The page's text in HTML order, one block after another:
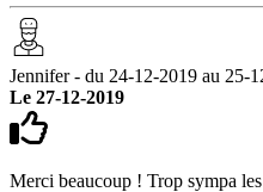
Jennifer - du 24-12-2019 au 25-
Le 27-12-2019
Merci beaucoup ! Trop sympa